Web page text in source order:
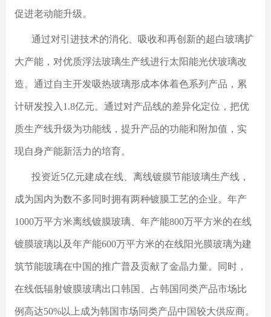
促进老动能升级。
通过对引进技术的消化、吸收和再创新的超白玻璃扩
大产能，对优质浮法玻璃生产线进行太阳能光伏玻璃改
造。通过自主开发吸热玻璃形成本体着色系列产品，累
计研发投入1.8亿元。通过对产品线的差异化定位，把优
质生产线升级为功能线，提升产品的功能和附加值，实
现自身产能新活力的培育。
投资近5亿元建成在线、离线镀膜节能玻璃生产线，
成为国内为数不多同时拥有两种镀膜工艺的企业。年产
1000万平方米离线镀膜玻璃、年产能800万平方米的在线
镀膜玻璃以及年产能600万平方米的在线阳光膜玻璃为建
筑节能玻璃在中国的推广普及贡献了金晶力量。同时，
在线低辐射镀膜玻璃出口韩国、占韩国同类产品市场比
例高达50%以上成为韩国市场同类产品中国较大供应商。